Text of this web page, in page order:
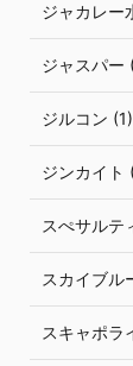
ジャカレー
ジャスパー
ジルコン (1)
ジンカイト
スぺサルテ
スカイブル
スキャポラ